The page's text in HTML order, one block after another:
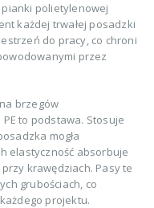
pianki polietylenowej
każdej trwałej posadzki
do pracy, co chroni
przez
brzegów
to podstawa. Stosuje
mogła
elastyczność absorbuje
krawędziach. Pasy te
grubościach, co
projektu.